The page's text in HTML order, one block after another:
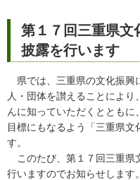
第１７回三重県文
披露を行います
県では、三重県の文化振興
人・団体を讃えることによ
んに知っていただくとともに
目標にもなるよう「三重県文
す。
このたび、第１７回三重県
行いますのでお知らせします。